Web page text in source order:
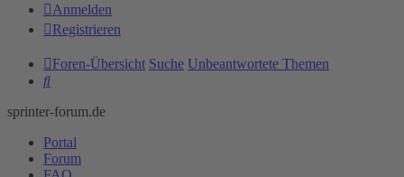
Anmelden
Registrieren
Foren-Übersicht Suche Unbeantwortete Themen
Suche
sprinter-forum.de
Portal
Forum